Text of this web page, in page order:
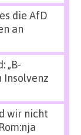
die AfD
an
„B-
Insolvenz
wir nicht